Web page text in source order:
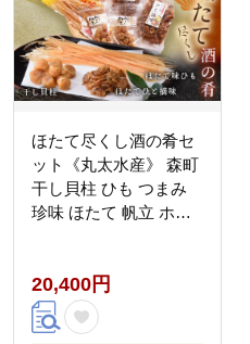
ほたて尽くし酒の肴セ
ット《丸太水産》 森町
干し貝柱 ひも つまみ
珍味 ほたて 帆立 ホタ
北海道 mr1-0034
20,400円